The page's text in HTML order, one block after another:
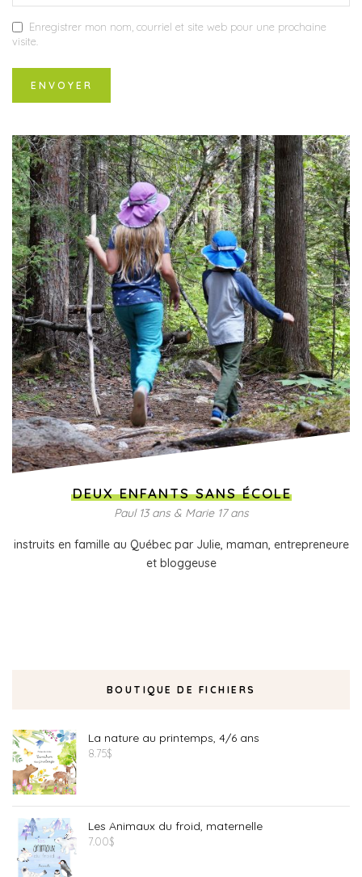
Enregistrer mon nom, courriel et site web pour une prochaine
visite.
DEUX ENFANTS SANS ÉCOLE
Paul 13 ans & Marie 17 ans
instruits en famille au Québec par Julie, maman, entrepreneure
et bloggeuse
BOUTIQUE DE FICHIERS
La nature au printemps, 4/6 ans
8.75$
Les Animaux du froid, maternelle
7.00$